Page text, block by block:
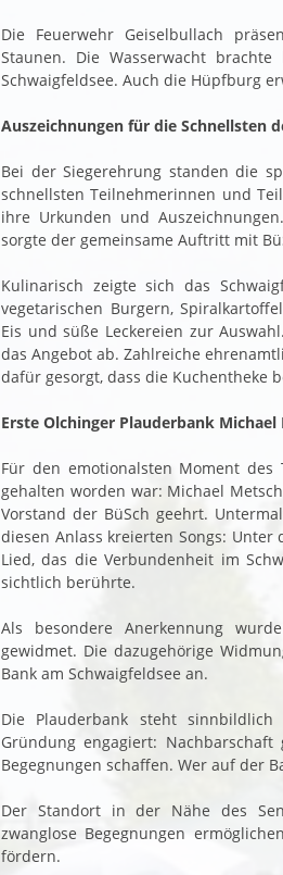
Die Feuerwehr Geiselbullach
Staunen. Die Wasserwacht
Schwaigfeldsee. Auch die Hüpfburg
Auszeichnungen für die Schnellsten
Bei der Siegerehrung standen die
schnellsten Teilnehmerinnen und
ihre Urkunden und
sorgte der gemeinsame Auftritt mit
Kulinarisch zeigte sich das
vegetarischen Burgern,
Eis und süße Leckereien zur
das Angebot ab. Zahlreiche
dafür gesorgt, dass die Kuchentheke
Erste Olchinger Plauderbank
Für den emotionalsten Moment
gehalten worden war: Michael
Vorstand der BüSch geehrt.
diesen Anlass kreierten Songs:
Lied, das die Verbundenheit im
sichtlich berührte.
Als besondere Anerkennung
gewidmet. Die dazugehörige
Bank am Schwaigfeldsee an.
Die Plauderbank steht
Gründung engagiert:
Begegnungen schaffen. Wer auf der
Der Standort in der Nähe des
zwanglose Begegnungen
fördern.